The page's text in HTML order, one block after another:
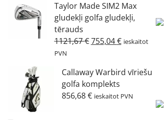
750,20 €.477,95 €.
Taylor Made SIM2 Max
gludekļi golfa gludekļi,
tērauds
1121,67€ Original
1121,67 €.
755,04€Current
755,04 €.
ieskaitot
PVN
Callaway Warbird vīriešu
golfa komplekts
856,68€ ieskaitot PVN